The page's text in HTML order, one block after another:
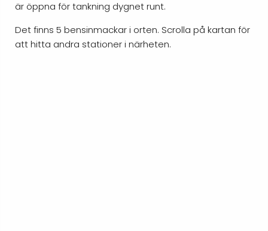
är öppna för tankning dygnet runt.
Det finns 5 bensinmackar i orten. Scrolla på kartan för
att hitta andra stationer i närheten.